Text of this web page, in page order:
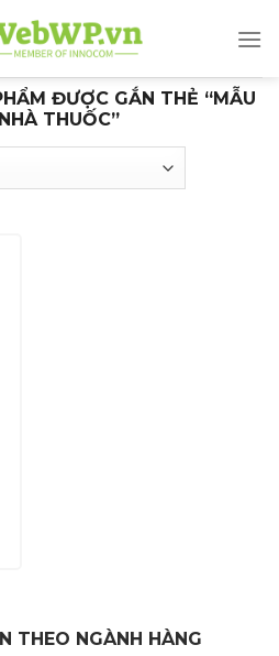
ĐƯỢC GẮN THẺ “MẪU
THUỐC”
THEO NGÀNH HÀNG